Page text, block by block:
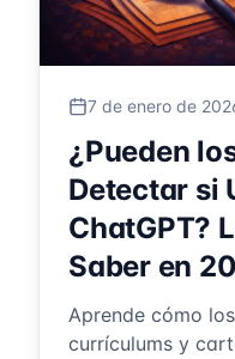
7 de enero de
¿Pueden
Detectar si
ChatGPT?
Saber en
Aprende cómo
currículums y